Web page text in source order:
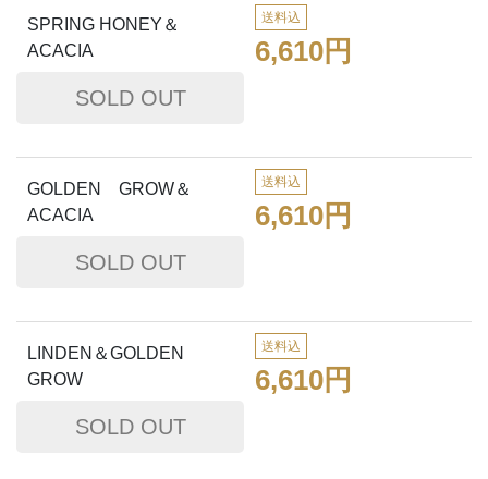
SPRING HONEY＆
ACACIA
送料込
6,610円
GOLDEN GROW＆
ACACIA
送料込
6,610円
LINDEN＆GOLDEN
GROW
送料込
6,610円